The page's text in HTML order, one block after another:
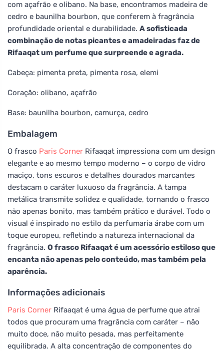
com açafrão e olibano. Na base, encontramos madeira de
cedro e baunilha bourbon, que conferem à fragrância
profundidade oriental e durabilidade. A sofisticada
combinação de notas picantes e amadeiradas faz de
Rifaaqat um perfume que surpreende e agrada.
Cabeça: pimenta preta, pimenta rosa, elemi
Coração: olibano, açafrão
Base: baunilha bourbon, camurça, cedro
Embalagem
O frasco Paris Corner Rifaaqat impressiona com um design
elegante e ao mesmo tempo moderno – o corpo de vidro
maciço, tons escuros e detalhes dourados marcantes
destacam o caráter luxuoso da fragrância. A tampa
metálica transmite solidez e qualidade, tornando o frasco
não apenas bonito, mas também prático e durável. Todo o
visual é inspirado no estilo da perfumaria árabe com um
toque europeu, refletindo a natureza internacional da
fragrância. O frasco Rifaaqat é um acessório estiloso que
encanta não apenas pelo conteúdo, mas também pela
aparência.
Informações adicionais
Paris Corner Rifaaqat é uma água de perfume que atrai
todos que procuram uma fragrância com caráter – não
muito doce, não muito pesada, mas perfeitamente
equilibrada. A alta concentração de componentes do